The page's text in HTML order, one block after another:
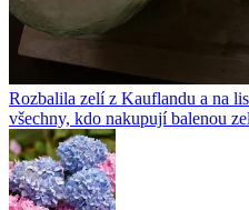
Rozbalila zelí z Kauflandu a na
všechny, kdo nakupují balenou